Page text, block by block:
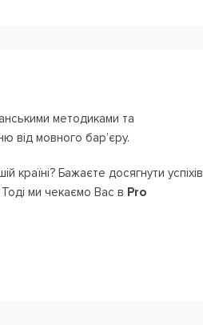
методиками та
від мовного бар’єру.
країні? Бажаєте досягнути успіхів
Тоді ми чекаємо Вас в Pro